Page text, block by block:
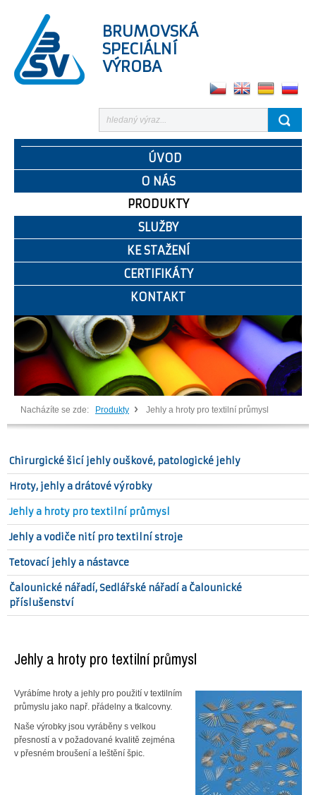
BRUMOVSKÁ
SPECIÁLNÍ
VÝROBA
ÚVOD
O NÁS
PRODUKTY
SLUŽBY
KE STAŽENÍ
CERTIFIKÁTY
KONTAKT
Nacházíte se zde: Produkty Jehly a hroty pro textilní průmysl
Chirurgické šicí jehly ouškové, patologické jehly
Hroty, jehly a drátové výrobky
Jehly a hroty pro textilní průmysl
Jehly a vodiče nití pro textilní stroje
Tetovací jehly a nástavce
Čalounické nářadí, Sedlářské nářadí a Čalounické
příslušenství
Jehly a hroty pro textilní průmysl
Vyrábíme hroty a jehly pro použití v textilním
průmyslu jako např. přádelny a tkalcovny.
Naše výrobky jsou vyráběny s velkou
přesností a v požadované kvalitě zejména
v přesném broušení a leštění špic.